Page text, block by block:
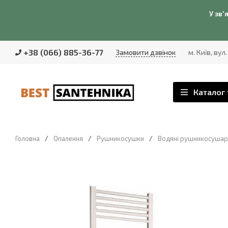
У
+38 (066) 885-36-77 Замовити дзвінок м. Київ,
Каталог
Головна / Опалення / Рушникосушки / Водяні